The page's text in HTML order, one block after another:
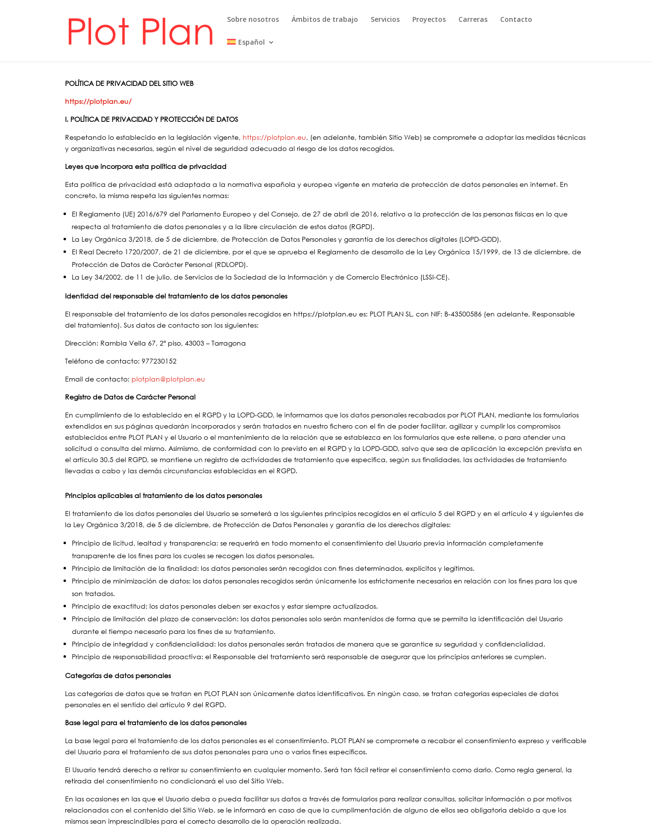
Sobre nosotros Ámbitos de trabajo Servicios Proyectos Carreras Contacto
Español
POLÍTICA DE PRIVACIDAD DEL SITIO WEB
https://plotplan.eu/
I. POLÍTICA DE PRIVACIDAD Y PROTECCIÓN DE DATOS
Respetando lo establecido en la legislación vigente, https://plotplan.eu, (en adelante, también Sitio Web) se compromete a adoptar las medidas técnicas
y organizativas necesarias, según el nivel de seguridad adecuado al riesgo de los datos recogidos.
Leyes que incorpora esta política de privacidad
Esta política de privacidad está adaptada a la normativa española y europea vigente en materia de protección de datos personales en internet. En
concreto, la misma respeta las siguientes normas:
El Reglamento (UE) 2016/679 del Parlamento Europeo y del Consejo, de 27 de abril de 2016, relativo a la protección de las personas físicas en lo que
respecta al tratamiento de datos personales y a la libre circulación de estos datos (RGPD).
La Ley Orgánica 3/2018, de 5 de diciembre, de Protección de Datos Personales y garantía de los derechos digitales (LOPD-GDD).
El Real Decreto 1720/2007, de 21 de diciembre, por el que se aprueba el Reglamento de desarrollo de la Ley Orgánica 15/1999, de 13 de diciembre, de
Protección de Datos de Carácter Personal (RDLOPD).
La Ley 34/2002, de 11 de julio, de Servicios de la Sociedad de la Información y de Comercio Electrónico (LSSI-CE).
Identidad del responsable del tratamiento de los datos personales
El responsable del tratamiento de los datos personales recogidos en https://plotplan.eu es: PLOT PLAN SL, con NIF: B-43500586 (en adelante, Responsable
del tratamiento). Sus datos de contacto son los siguientes:
Dirección: Rambla Vella 67, 2º piso, 43003 – Tarragona
Teléfono de contacto: 977230152
Email de contacto: plotplan@plotplan.eu
Registro de Datos de Carácter Personal
En cumplimiento de lo establecido en el RGPD y la LOPD-GDD, le informamos que los datos personales recabados por PLOT PLAN, mediante los formularios
extendidos en sus páginas quedarán incorporados y serán tratados en nuestro fichero con el fin de poder facilitar, agilizar y cumplir los compromisos
establecidos entre PLOT PLAN y el Usuario o el mantenimiento de la relación que se establezca en los formularios que este rellene, o para atender una
solicitud o consulta del mismo. Asimismo, de conformidad con lo previsto en el RGPD y la LOPD-GDD, salvo que sea de aplicación la excepción prevista en
el artículo 30.5 del RGPD, se mantiene un registro de actividades de tratamiento que especifica, según sus finalidades, las actividades de tratamiento
llevadas a cabo y las demás circunstancias establecidas en el RGPD.
Principios aplicables al tratamiento de los datos personales
El tratamiento de los datos personales del Usuario se someterá a los siguientes principios recogidos en el artículo 5 del RGPD y en el artículo 4 y siguientes de
la Ley Orgánica 3/2018, de 5 de diciembre, de Protección de Datos Personales y garantía de los derechos digitales:
Principio de licitud, lealtad y transparencia: se requerirá en todo momento el consentimiento del Usuario previa información completamente
transparente de los fines para los cuales se recogen los datos personales.
Principio de limitación de la finalidad: los datos personales serán recogidos con fines determinados, explícitos y legítimos.
Principio de minimización de datos: los datos personales recogidos serán únicamente los estrictamente necesarios en relación con los fines para los que
son tratados.
Principio de exactitud: los datos personales deben ser exactos y estar siempre actualizados.
Principio de limitación del plazo de conservación: los datos personales solo serán mantenidos de forma que se permita la identificación del Usuario
durante el tiempo necesario para los fines de su tratamiento.
Principio de integridad y confidencialidad: los datos personales serán tratados de manera que se garantice su seguridad y confidencialidad.
Principio de responsabilidad proactiva: el Responsable del tratamiento será responsable de asegurar que los principios anteriores se cumplen.
Categorías de datos personales
Las categorías de datos que se tratan en PLOT PLAN son únicamente datos identificativos. En ningún caso, se tratan categorías especiales de datos
personales en el sentido del artículo 9 del RGPD.
Base legal para el tratamiento de los datos personales
La base legal para el tratamiento de los datos personales es el consentimiento. PLOT PLAN se compromete a recabar el consentimiento expreso y verificable
del Usuario para el tratamiento de sus datos personales para uno o varios fines específicos.
El Usuario tendrá derecho a retirar su consentimiento en cualquier momento. Será tan fácil retirar el consentimiento como darlo. Como regla general, la
retirada del consentimiento no condicionará el uso del Sitio Web.
En las ocasiones en las que el Usuario deba o pueda facilitar sus datos a través de formularios para realizar consultas, solicitar información o por motivos
relacionados con el contenido del Sitio Web, se le informará en caso de que la cumplimentación de alguno de ellos sea obligatoria debido a que los
mismos sean imprescindibles para el correcto desarrollo de la operación realizada.